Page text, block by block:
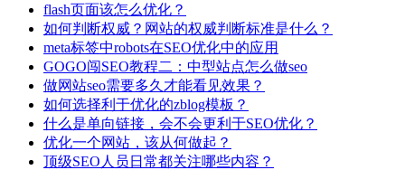
flash页面该怎么优化？
如何判断权威？网站的权威判断标准是什么？
meta标签中robots在SEO优化中的应用
GOGO闯SEO教程二：中型站点怎么做seo
做网站seo需要多久才能看见效果？
如何选择利于优化的zblog模板？
什么是单向链接，会不会更利于SEO优化？
优化一个网站，该从何做起？
顶级SEO人员日常都关注哪些内容？